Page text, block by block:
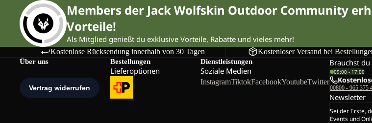
Members der Jack Wolfskin Outdoor Community
Vorteile!
Als Mitglied genießt du exklusive Vorteile, Rabatte und vieles mehr!
Kostenlose Rücksendung innerhalb von 30 Tagen Kostenloser Versand bei
Über uns Bestellungen
Lieferoptionen
Dienstleistungen
Soziale Medien
InstagramTiktokFacebookYoutubeTwitter
Brauchst du
09:00 - 17:00
00800 - 965 375
Newsletter
Sei der Erste,
Events und